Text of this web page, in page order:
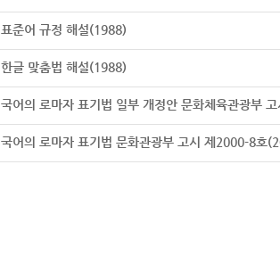
표준어 규정 해설(1988)
한글 맞춤법 해설(1988)
국어의 로마자 표기법 일부 개정안 문화체육관광부
국어의 로마자 표기법 문화관광부 고시 제2000-8호